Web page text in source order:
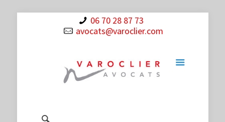
06 70 28 87 73
avocats@varoclier.com